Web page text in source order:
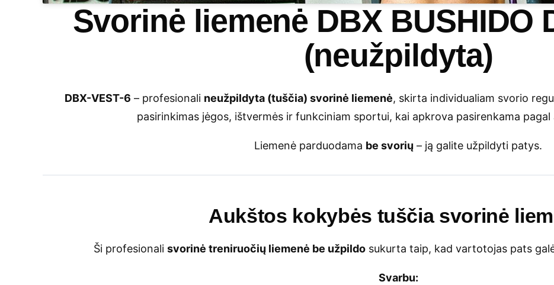
Svorinė liemenė DBX BUSHIDO
(neužpildyta)
DBX-VEST-6 – profesionali neužpildyta (tuščia) svorinė liemenė, skirta individualiam svorio
pasirinkimas jėgos, ištvermės ir funkciniam sportui, kai apkrova pasirenkama pagal
Liemenė parduodama be svorių – ją galite užpildyti patys.
Aukštos kokybės tuščia svorinė
Ši profesionali svorinė treniruočių liemenė be užpildo sukurta taip, kad vartotojas pats
Svarbu: